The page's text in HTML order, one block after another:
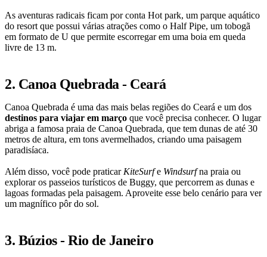
As aventuras radicais ficam por conta Hot park, um parque aquático
do resort que possui várias atrações como o Half Pipe, um tobogã
em formato de U que permite escorregar em uma boia em queda
livre de 13 m.
2. Canoa Quebrada - Ceará
Canoa Quebrada é uma das mais belas regiões do Ceará e um dos
destinos para viajar em março que você precisa conhecer. O lugar
abriga a famosa praia de Canoa Quebrada, que tem dunas de até 30
metros de altura, em tons avermelhados, criando uma paisagem
paradisíaca.
Além disso, você pode praticar KiteSurfe Windsurfna praia ou
explorar os passeios turísticos de Buggy, que percorrem as dunas e
lagoas formadas pela paisagem. Aproveite esse belo cenário para ver
um magnífico pôr do sol.
3. Búzios - Rio de Janeiro